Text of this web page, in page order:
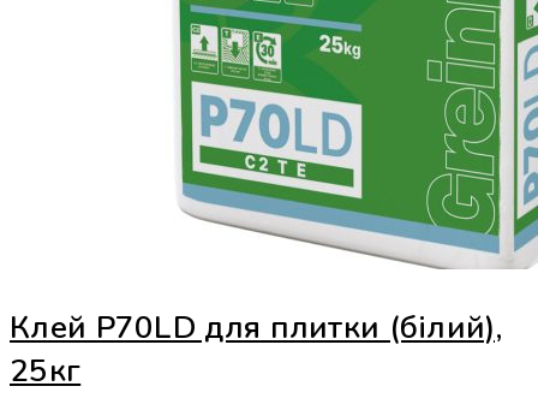
Клей Р70LD для плитки (білий),
25кг